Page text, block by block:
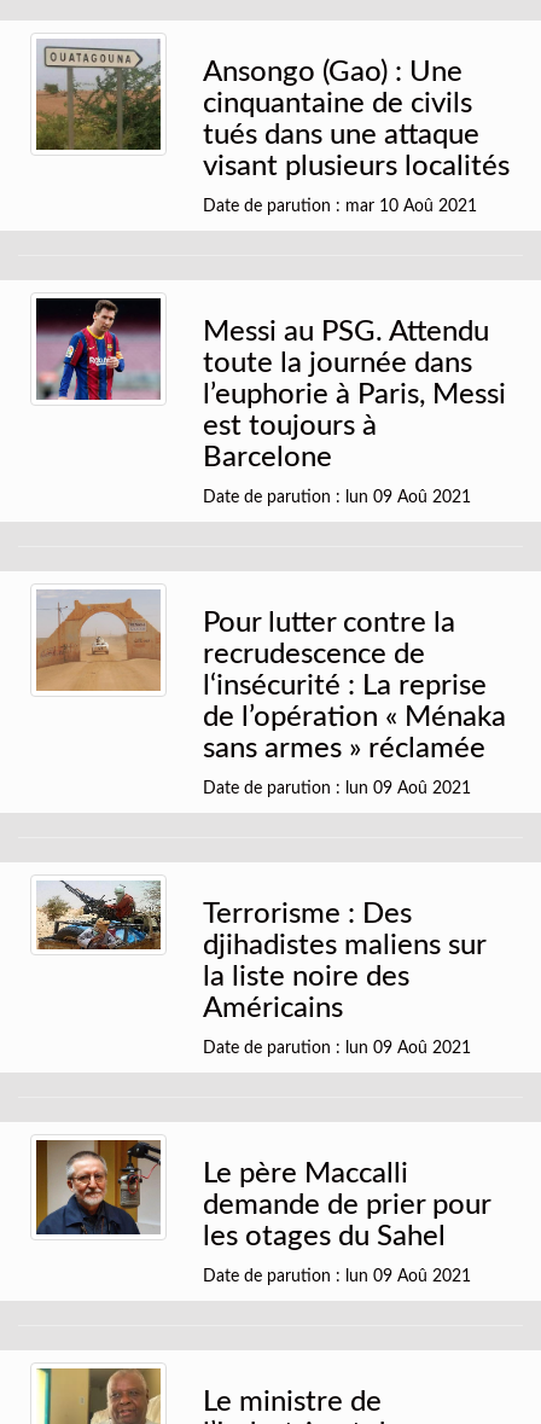
Ansongo (Gao) : Une
cinquantaine de civils
tués dans une attaque
visant plusieurs localités
Date de parution : mar 10 Aoû 2021
Messi au PSG. Attendu
toute la journée dans
l’euphorie à Paris, Messi
est toujours à
Barcelone
Date de parution : lun 09 Aoû 2021
Pour lutter contre la
recrudescence de
l‘insécurité : La reprise
de l’opération « Ménaka
sans armes » réclamée
Date de parution : lun 09 Aoû 2021
Terrorisme : Des
djihadistes maliens sur
la liste noire des
Américains
Date de parution : lun 09 Aoû 2021
Le père Maccalli
demande de prier pour
les otages du Sahel
Date de parution : lun 09 Aoû 2021
Le ministre de